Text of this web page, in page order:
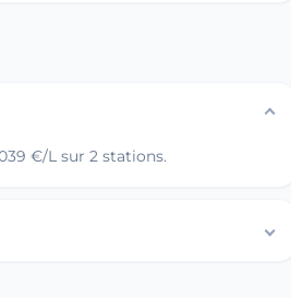
€/L sur 2 stations.